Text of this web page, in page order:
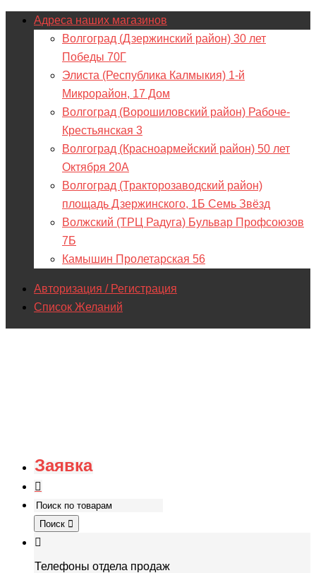
Адреса наших магазинов
Волгоград (Дзержинский район) 30 лет
Победы 70Г
Элиста (Республика Калмыкия) 1-й
Микрорайон, 17 Дом
Волгоград (Ворошиловский район) Рабоче-
Крестьянская 3
Волгоград (Красноармейский район) 50 лет
Октября 20А
Волгоград (Тракторозаводский район)
площадь Дзержинского, 1Б Семь Звёзд
Волжский (ТРЦ Радуга) Бульвар Профсоюзов
7Б
Камышин Пролетарская 56
Авторизация / Регистрация
Список Желаний
Заявка
Поиск
Телефоны отдела продаж